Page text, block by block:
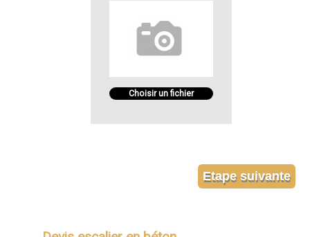
Choisir un fichier